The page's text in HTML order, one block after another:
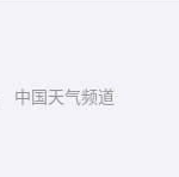
中国天气频道